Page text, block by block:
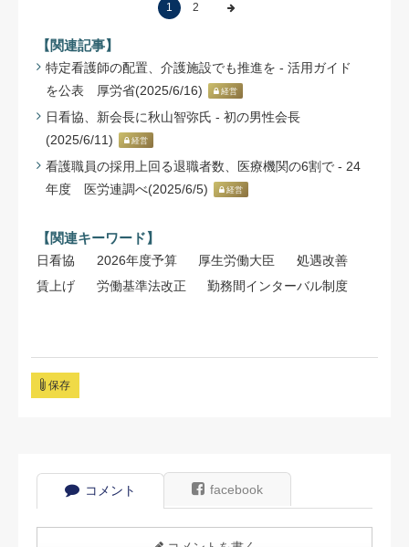
1 2
【関連記事】
特定看護師の配置、介護施設でも推進を - 活用ガイド
を公表 厚労省(2025/6/16)
経営
日看協、新会長に秋山智弥氏 - 初の男性会長
(2025/6/11)
経営
看護職員の採用上回る退職者数、医療機関の6割で - 24
年度 医労連調べ(2025/6/5)
経営
【関連キーワード】
日看協 2026年度予算 厚生労働大臣
処遇改善
賃上げ
労働基準法改正 勤務間インターバル制度
保存
コメント facebook